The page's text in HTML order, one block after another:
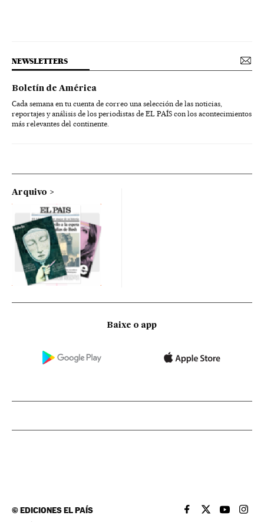
NEWSLETTERS
Boletín de América
Cada semana en tu cuenta de correo una selección de las noticias,
reportajes y análisis de los periodistas de EL PAÍS con los acontecimientos
más relevantes del continente.
Arquivo
Baixe o app
©EDICIONES EL PAÍS EL PAÍS BRASIL EN
EL PAÍSEL PAÍS
EL